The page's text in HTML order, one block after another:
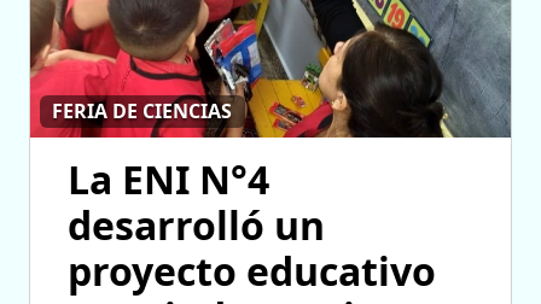
FERIA DE CIENCIAS
La ENI N°4
desarrolló un
proyecto educativo